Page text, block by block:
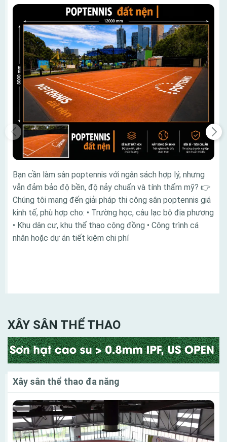
Bạn cần làm sân poptennis với ngân sách hợp lý, nhưng
vẫn đảm bảo độ bền, độ nảy chuẩn và tính thẩm mỹ? 👉
Chúng tôi mang đến giải pháp thi công sân poptennis giá
kinh tế, phù hợp cho: • Trường học, câu lạc bộ địa phương
• Khu dân cư, khu thể thao cộng đồng • Công trình cá
nhân hoặc dự án tiết kiệm chi phí
XÂY SÂN THỂ THAO
Xây sân thể thao đa năng